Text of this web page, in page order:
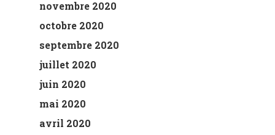
novembre 2020
octobre 2020
septembre 2020
juillet 2020
juin 2020
mai 2020
avril 2020